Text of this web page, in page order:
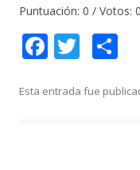
Puntuación: 0 / Votos: 0
F
e
T
itt
Esta entrada fue